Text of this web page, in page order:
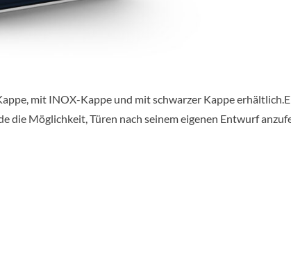
mit INOX-Kappe und mit schwarzer Kappe
die Möglichkeit, Türen nach seinem eigenen Entwurf